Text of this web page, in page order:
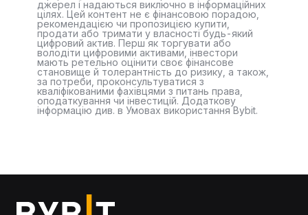
джерел і надаються виключно в інформаційних
цілях. Цей контент не є фінансовою порадою,
рекомендацією чи пропозицією купити,
продати або тримати у власності будь-який
цифровий актив. Перш як торгувати або
володіти цифровими активами, інвестори
мають ретельно оцінити своє фінансове
становище й толерантність до ризику, а також,
за потреби, проконсультуватися з
кваліфікованими фахівцями з питань права,
оподаткування чи інвестицій. Додаткову
інформацію див. в Умовах використання Bybit.